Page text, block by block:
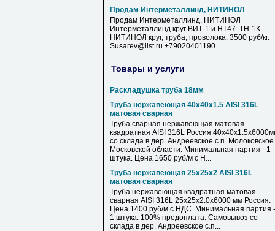
Продам Интерметаллинд, НИТИНОЛ
Продам Интерметаллинд, НИТИНОЛ
Интерметаллинд круг ВИТ-1 и НТ47. ТН-1К
НИТИНОЛ круг, труба, проволока. 3500 руб/кг.
Susarev@list.ru +79020401190
Товары и услуги
Раскладушка труба 18мм
Труба нержавеющая 40х40х1.5 AISI 316L
матовая сварная
Труба сварная нержавеющая матовая
квадратная AISI 316L Россия
со склада в дер. Андреевское с.п. Молоковское
Московской области. Минимальная партия - 1
штука. Цена 1650 руб/м с Н...
Труба нержавеющая 25х25х2 AISI 316L
матовая сварная
Труба нержавеющая квадратная матовая
сварная AISI 316L 25х25х2.0х6000 мм Россия.
Цена 1400 руб/м с НДС. Минимальная партия -
1 штука. 100% предоплата. Самовывоз со
склада в дер. Андреевское с.п...